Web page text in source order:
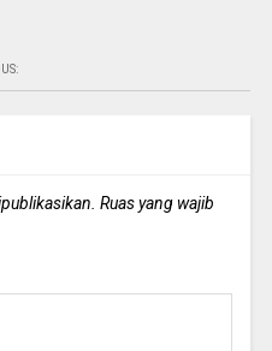
Ruas yang wajib